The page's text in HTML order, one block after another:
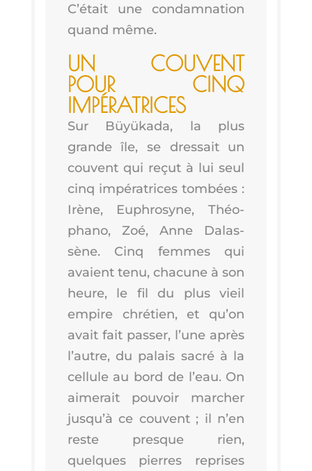
C’é­tait une condam­na­tion
quand même.
UN COUVENT
POUR CINQ
IMPÉRATRICES
Sur Büyü­ka­da, la plus
grande île, se dres­sait un
couvent qui reçut à lui seul
cinq impé­ra­trices tom­bées :
Irène, Euphro­syne, Théo­
pha­no, Zoé, Anne Dalas­
sène. Cinq femmes qui
avaient tenu, cha­cune à son
heure, le fil du plus vieil
empire chré­tien, et qu’on
avait fait pas­ser, l’une après
l’autre, du palais sacré à la
cel­lule au bord de l’eau. On
aime­rait pou­voir mar­cher
jus­qu’à ce couvent ; il n’en
reste presque rien,
quelques pierres reprises